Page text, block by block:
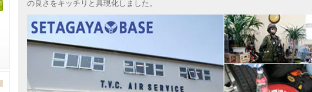
の良さをキッチリと具現化しました。